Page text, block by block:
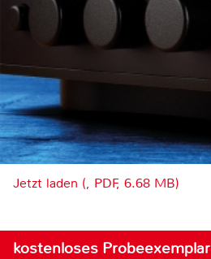
Jetzt laden (, PDF, 6.68 MB)
kostenloses Probeexemplar